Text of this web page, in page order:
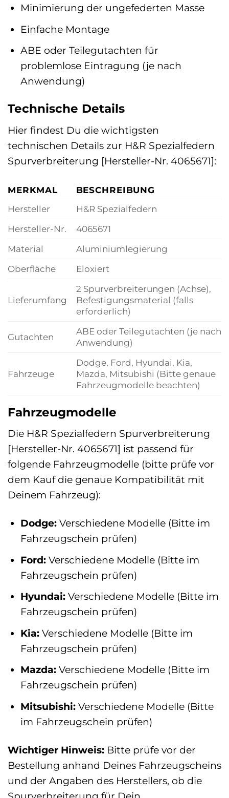
Minimierung der ungefederten Masse
Einfache Montage
ABE oder Teilegutachten für
problemlose Eintragung (je nach
Anwendung)
Technische Details
Hier findest Du die wichtigsten
technischen Details zur H&R Spezialfedern
Spurverbreiterung [Hersteller-Nr. 4065671]:
MERKMAL
BESCHREIBUNG
Hersteller
H&R Spezialfedern
Hersteller-Nr.
4065671
Material
Aluminiumlegierung
Oberfläche
Eloxiert
Lieferumfang
2 Spurverbreiterungen (Achse),
Befestigungsmaterial (falls
erforderlich)
Gutachten
ABE oder Teilegutachten (je nach
Anwendung)
Fahrzeuge
Dodge, Ford, Hyundai, Kia,
Mazda, Mitsubishi (Bitte genaue
Fahrzeugmodelle beachten)
Fahrzeugmodelle
Die H&R Spezialfedern Spurverbreiterung
[Hersteller-Nr. 4065671] ist passend für
folgende Fahrzeugmodelle (bitte prüfe vor
dem Kauf die genaue Kompatibilität mit
Deinem Fahrzeug):
Dodge:Verschiedene Modelle (Bitte im
Fahrzeugschein prüfen)
Ford:Verschiedene Modelle (Bitte im
Fahrzeugschein prüfen)
Hyundai:Verschiedene Modelle (Bitte im
Fahrzeugschein prüfen)
Kia:Verschiedene Modelle (Bitte im
Fahrzeugschein prüfen)
Mazda:Verschiedene Modelle (Bitte im
Fahrzeugschein prüfen)
Mitsubishi:Verschiedene Modelle (Bitte
im Fahrzeugschein prüfen)
Wichtiger Hinweis: Bitte prüfe vor der
Bestellung anhand Deines Fahrzeugscheins
und der Angaben des Herstellers, ob die